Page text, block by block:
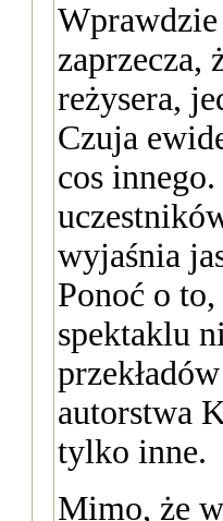
zaprzecza,
reżysera,
Czuja
cos
wyjaśnia
Ponoć o
spektaklu
autorstwa
tylko inne.
Mimo, że